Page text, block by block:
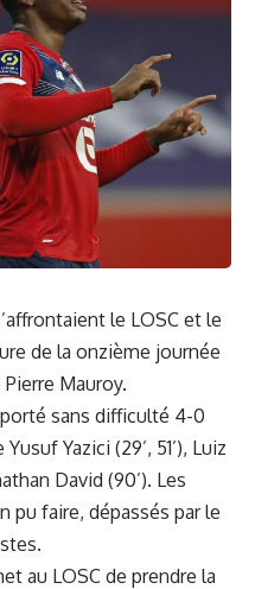
le LOSC et le
de la onzième journée
Pierre Mauroy.
sans difficulté 4-0
Yazici (29’, 51’), Luiz
David (90’). Les
pu faire, dépassés par le
au LOSC de prendre la